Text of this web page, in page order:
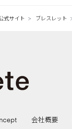
式サイト ブレスレット
会社概要